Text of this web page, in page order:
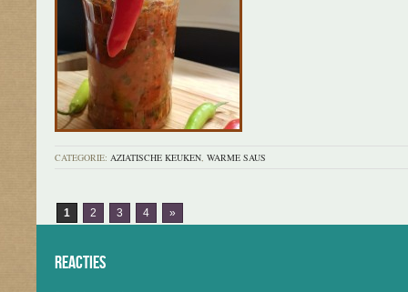
CATEGORIE: AZIATISCHE KEUKEN, WARME SAUS
1 2 3 4 »
Reacties